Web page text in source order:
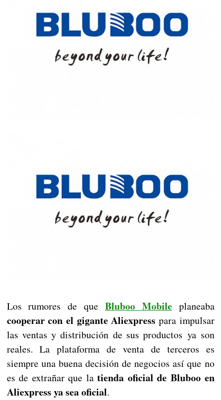
Los rumores de que Bluboo Mobileplaneaba
cooperar con el gigante Aliexpress para impulsar
las ventas y distribución de sus productos ya son
reales. La plataforma de venta de terceros es
siempre una buena decisión de negocios así que no
es de extrañar que latienda oficial de Bluboo en
Aliexpress ya sea oficial.